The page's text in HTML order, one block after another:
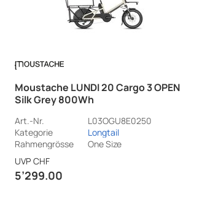
Moustache LUNDI 20 Cargo 3 OPEN
Silk Grey 800Wh
Art.-Nr.
L03OGU8E0250
Kategorie
Longtail
Rahmengrösse
One Size
UVP CHF
5’299.00